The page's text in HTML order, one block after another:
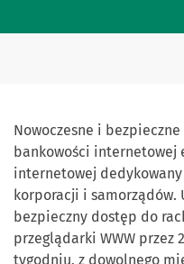
Nowoczesne i
bankowości internetowej
internetowej
korporacji i samorządów.
bezpieczny dostęp do
przeglądarki WWW przez
tygodniu, z dowolnego